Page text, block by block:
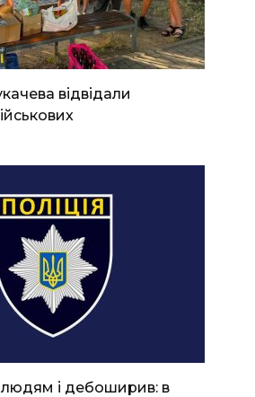
відвідали
і дебоширив: в